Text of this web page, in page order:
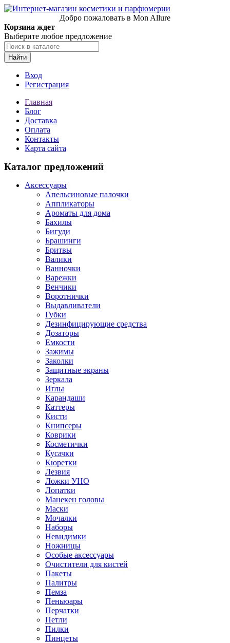
Добро пожаловать в Mon Allure
Корзина ждет
Выберите любое предложение
Найти
Вход
Регистрация
Главная
Блог
Доставка
Оплата
Контакты
Карта сайта
Каталог предложений
Аксессуары
Апельсиновые палочки
Аппликаторы
Ароматы для дома
Бахилы
Бигуди
Брашинги
Бритвы
Валики
Ванночки
Варежки
Венчики
Воротнички
Выдавливатели
Губки
Дезинфицирующие средства
Дозаторы
Емкости
Зажимы
Заколки
Защитные экраны
Зеркала
Иглы
Карандаши
Каттеры
Кисти
Книпсеры
Коврики
Косметички
Кусачки
Кюретки
Лезвия
Ложки УНО
Лопатки
Манекен головы
Маски
Мочалки
Наборы
Невидимки
Ножницы
Особые аксессуары
Очистители для кистей
Пакеты
Палитры
Пемза
Пеньюары
Перчатки
Петли
Пилки
Пинцеты